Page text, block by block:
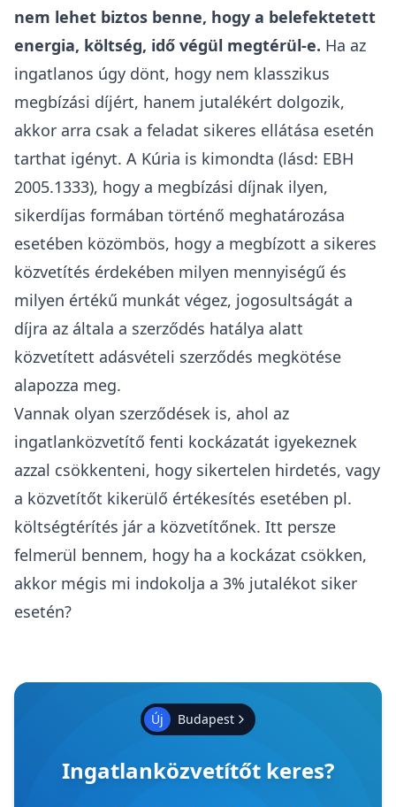
nem lehet biztos benne, hogy a belefektetett
energia, költség, idő végül megtérül-e. Ha az
ingatlanos úgy dönt, hogy nem klasszikus
megbízási díjért, hanem jutalékért dolgozik,
akkor arra csak a feladat sikeres ellátása esetén
tarthat igényt. A Kúria is kimondta (lásd: EBH
2005.1333), hogy a megbízási díjnak ilyen,
sikerdíjas formában történő meghatározása
esetében közömbös, hogy a megbízott a sikeres
közvetítés érdekében milyen mennyiségű és
milyen értékű munkát végez, jogosultságát a
díjra az általa a szerződés hatálya alatt
közvetített adásvételi szerződés megkötése
alapozza meg.
Vannak olyan szerződések is, ahol az
ingatlanközvetítő fenti kockázatát igyekeznek
azzal csökkenteni, hogy sikertelen hirdetés, vagy
a közvetítőt kikerülő értékesítés esetében pl.
költségtérítés jár a közvetítőnek. Itt persze
felmerül bennem, hogy ha a kockázat csökken,
akkor mégis mi indokolja a 3% jutalékot siker
esetén?
Új Budapest
Ingatlanközvetítőt keres?